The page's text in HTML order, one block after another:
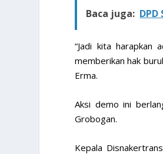
Baca juga:
“Jadi kita harapkan
memberikan hak
Erma.
Aksi demo ini
Grobogan.
Kepala